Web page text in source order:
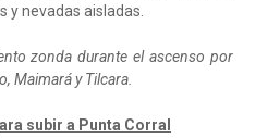
y nevadas aisladas.
zonda durante el ascenso por
Maimará y Tilcara.
subir a Punta Corral